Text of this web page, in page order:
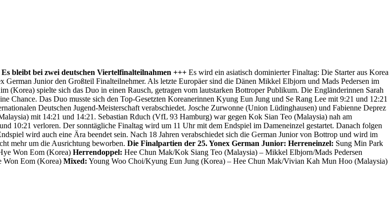
bleibt bei zwei deutschen Viertelfinalteilnahmen +++ Es wird ein asiatisch dominierter Finaltag: Die Starter aus Korea
German Junior den Großteil Finalteilnehmer. Als letzte Europäer sind die Dänen Mikkel Elbjorn und Mads Pedersen im
spielte sich das Duo in einen Rausch, getragen vom lautstarken Bottroper Publikum. Die Engländerinnen Sarah
Chance. Das Duo musste sich den Top-Gesetzten Koreanerinnen Kyung Eun Jung und Se Rang Lee mit 9:21 und 12:21
Deutschen Jugend-Meisterschaft verabschiedet. Josche Zurwonne (Union Lüdinghausen) und Fabienne Deprez
mit 14:21 und 14:21. Sebastian Rduch (VfL 93 Hamburg) war gegen Kok Sian Teo (Malaysia) nah am
10:21 verloren. Der sonntägliche Finaltag wird um 11 Uhr mit dem Endspiel im Dameneinzel gestartet. Danach folgen
wird auch eine Ära beendet sein. Nach 18 Jahren verabschiedet sich die German Junior von Bottrop und wird im
mehr um die Ausrichtung beworben. Die Finalpartien der 25. Yonex German Junior: Herreneinzel: Sung Min Park
Won Eom (Korea) Herrendoppel: Hee Chun Mak/Kok Siang Teo (Malaysia) – Mikkel Elbjorn/Mads Pedersen
Won Eom (Korea) Mixed: Young Woo Choi/Kyung Eun Jung (Korea) – Hee Chun Mak/Vivian Kah Mun Hoo (Malaysia)